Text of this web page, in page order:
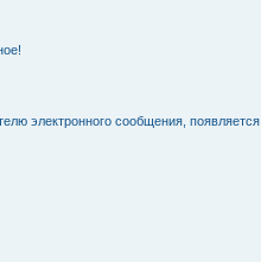
электронного сообщения,